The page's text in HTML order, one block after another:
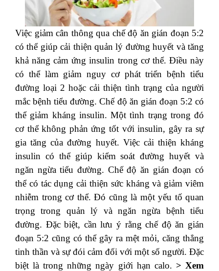
Việc giảm cân thông qua chế độ ăn gián đoạn 5:2
có thể giúp cải thiện quản lý đường huyết và tăng
khả năng cảm ứng insulin trong cơ thể. Điều này
có thể làm giảm nguy cơ phát triển bệnh tiểu
đường loại 2 hoặc cải thiện tình trạng của người
mắc bệnh tiểu đường. Chế độ ăn gián đoạn 5:2 có
thể giảm kháng insulin. Một tình trạng trong đó
cơ thể không phản ứng tốt với insulin, gây ra sự
gia tăng của đường huyết. Việc cải thiện kháng
insulin có thể giúp kiểm soát đường huyết và
ngăn ngừa tiểu đường. Chế độ ăn gián đoạn có
thể có tác dụng cải thiện sức kháng và giảm viêm
nhiễm trong cơ thể. Đó cũng là một yếu tố quan
trọng trong quản lý và ngăn ngừa bệnh tiểu
đường. Đặc biệt, cần lưu ý rằng chế độ ăn gián
đoạn 5:2 cũng có thể gây ra mệt mỏi, căng thẳng
tinh thần và sự đói cảm đối với một số người. Đặc
biệt là trong những ngày giới hạn calo. > Xem